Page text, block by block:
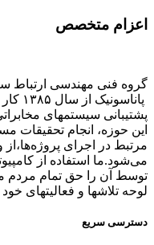
اعزام متخصص
گروه فنی مهندسی ارتباط
پشتیبانی سیستمهای
این حوزه، انجام تحقیقات
مرتبط در اجرای
می‌شود.ما استفاده از
توسط آن را حق تمام مردم
لوحه تلاشها و فعالیتهای خود
دسترسی سریع